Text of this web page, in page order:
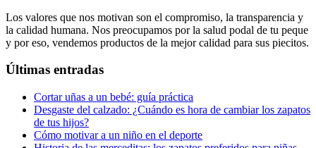
Los valores que nos motivan son el compromiso, la transparencia y
la calidad humana. Nos preocupamos por la salud podal de tu peque
y por eso, vendemos productos de la mejor calidad para sus piecitos.
Últimas entradas
Cortar uñas a un bebé: guía práctica
Desgaste del calzado: ¿Cuándo es hora de cambiar los zapatos
de tus hijos?
Cómo motivar a un niño en el deporte